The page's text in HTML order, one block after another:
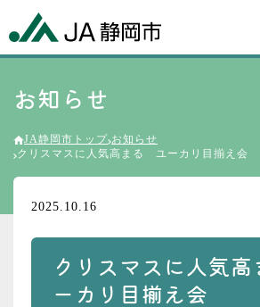
お知らせ
JA静岡市トップ お知らせ
クリスマスに人気高まる ユーカリ目揃え会
2025.10.16
クリスマスに人気
ーカリ目揃え会